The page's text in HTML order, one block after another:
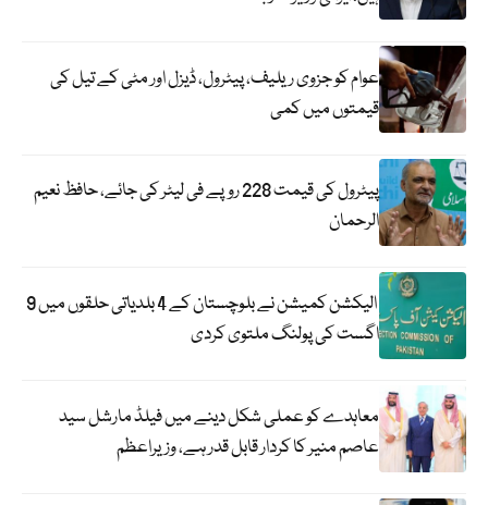
عوام کو جزوی ریلیف، پیٹرول، ڈیزل اور مٹی کے تیل کی
قیمتوں میں کمی
پیٹرول کی قیمت 228 روپے فی لیٹر کی جائے، حافظ نعیم
الرحمان
الیکشن کمیشن نے بلوچستان کے 4 بلدیاتی حلقوں میں 9
اگست کی پولنگ ملتوی کردی
معاہدے کو عملی شکل دینے میں فیلڈ مارشل سید
عاصم منیر کا کردار قابل قدر ہے، وزیراعظم